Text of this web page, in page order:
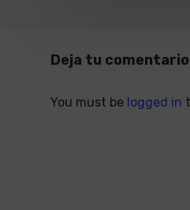
Deja tu
You must be logged in